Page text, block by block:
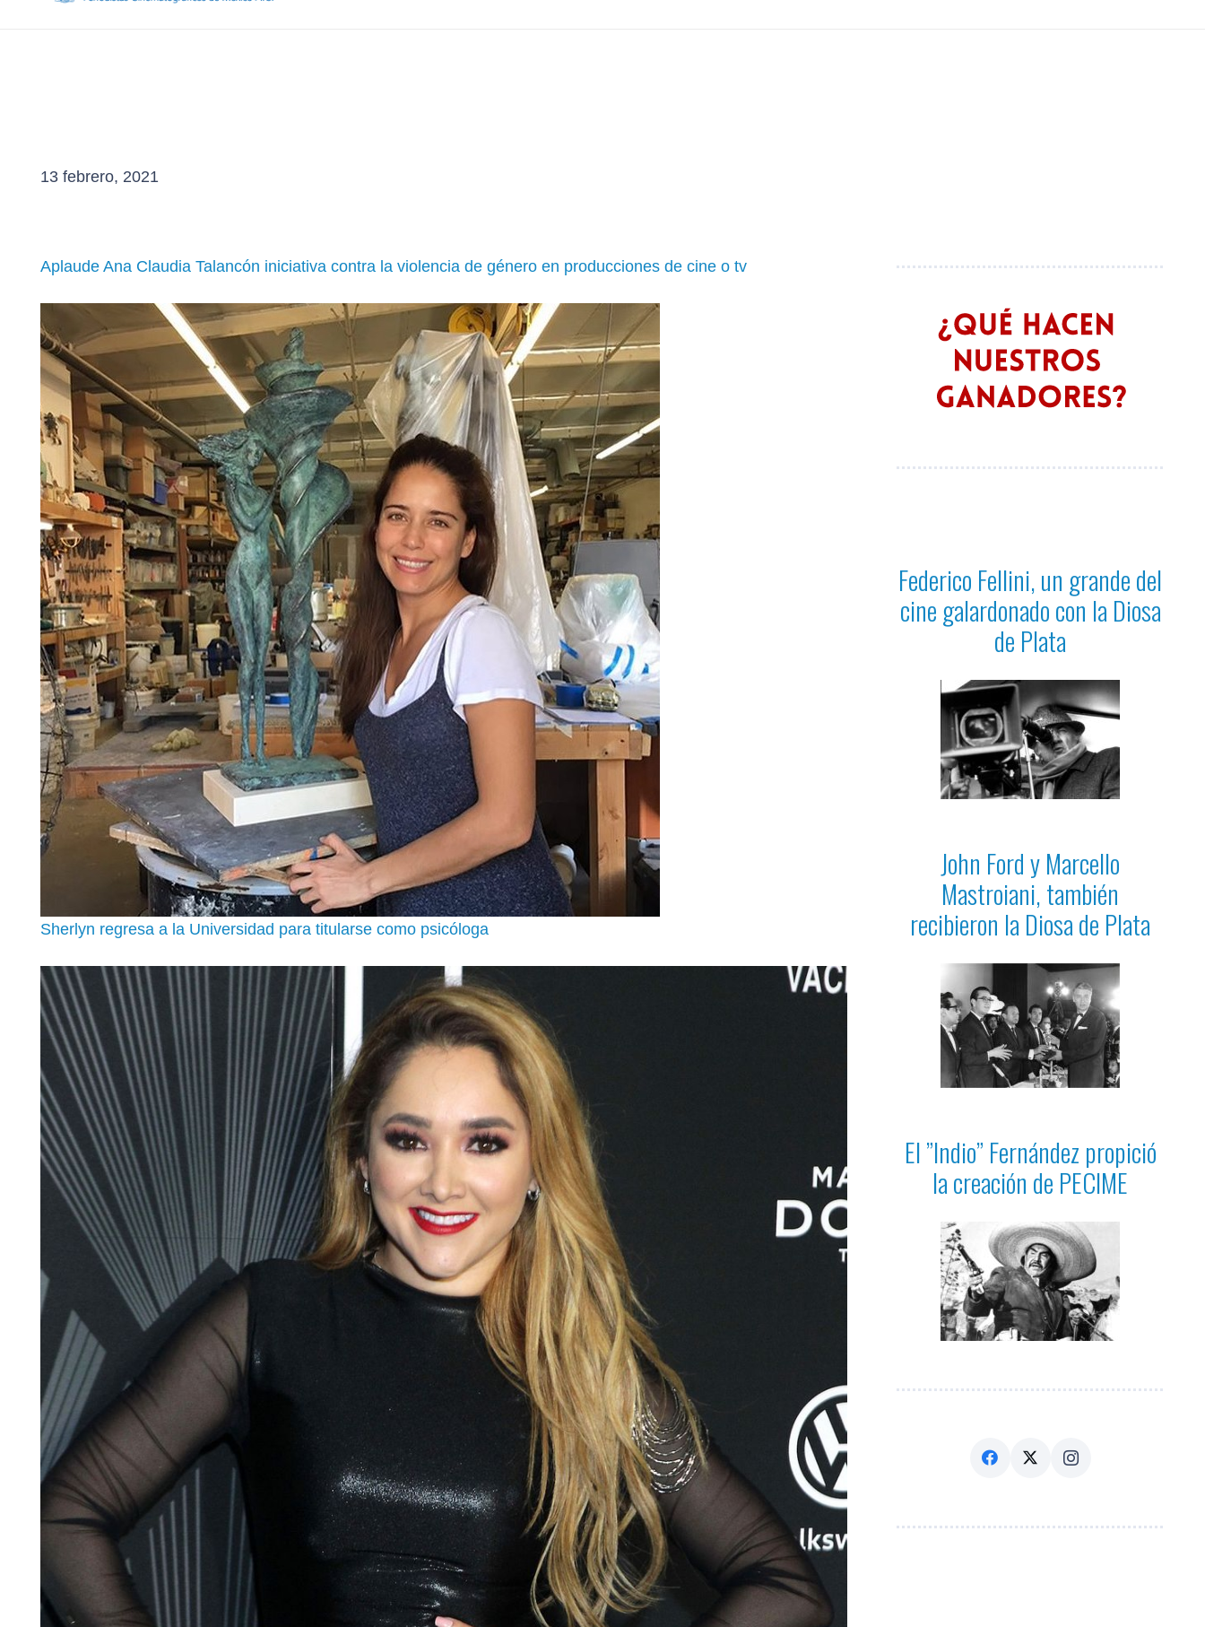
13 febrero, 2021
Aplaude Ana Claudia Talancón iniciativa contra la violencia de género en producciones de cine o tv
Sherlyn regresa a la Universidad para titularse como psicóloga
Federico Fellini, un grande del
cine galardonado con la Diosa
de Plata
John Ford y Marcello
Mastroiani, también
recibieron la Diosa de Plata
El ”Indio” Fernández propició
la creación de PECIME